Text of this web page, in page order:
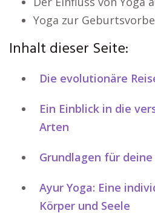
Yoga zur
Inhalt dieser Seite:
Die evolutionäre
Ein Einblick in die
Arten
Grundlagen für deine
Ayur Yoga: Eine
Körper und Seele